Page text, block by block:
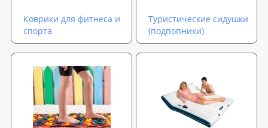
Коврики для фитнеса и
спорта
Туристические сидушки
(подпопники)